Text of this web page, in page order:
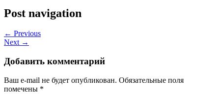
Post navigation
← Previous
Next →
Добавить комментарий
Ваш e-mail не будет опубликован. Обязательные поля
помечены *